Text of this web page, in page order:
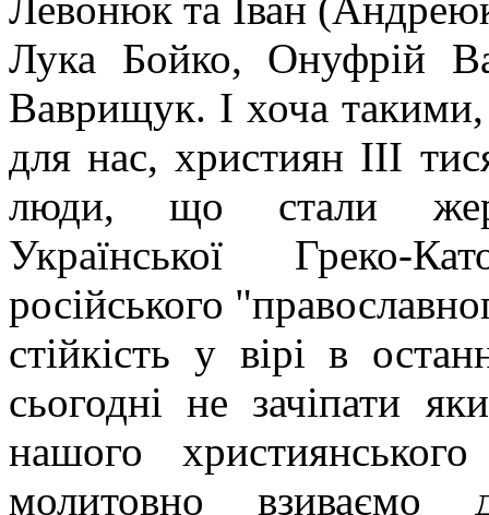
Левонюк та Іван
Лука Бойко, Онуфрій
Ваврищук. І хоча
для нас, християн III
люди, що стали
Української Греко-
російського
стійкість у вірі в
сьогодні не зачіпати
нашого
молитовно